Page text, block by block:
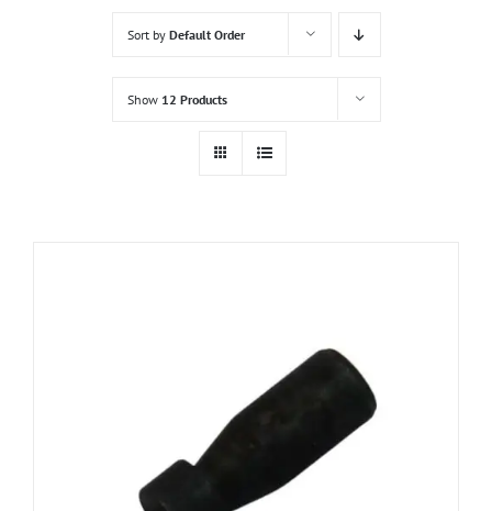
Sort by Default Order
Show 12 Products